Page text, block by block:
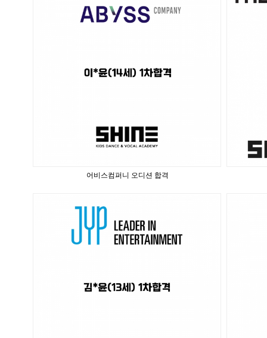
어비스컴퍼니 오디션 합격